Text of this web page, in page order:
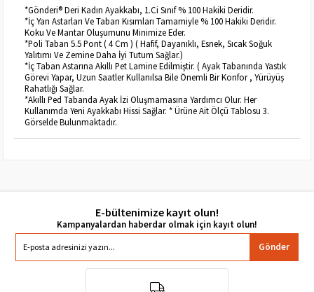
*Gönderi® Deri Kadın Ayakkabı, 1.Ci Sınıf % 100 Hakiki Deridir.
*İç Yan Astarları Ve Taban Kısımları Tamamiyle % 100 Hakiki Deridir.
Koku Ve Mantar Oluşumunu Minimize Eder.
*Poli Taban 5.5 Pont ( 4 Cm ) ( Hafif, Dayanıklı, Esnek, Sıcak Soğuk
Yalıtımı Ve Zemine Daha İyi Tutum Sağlar.)
*İç Taban Astarına Akıllı Pet Lamine Edilmiştir. ( Ayak Tabanında Yastık
Görevi Yapar, Uzun Saatler Kullanılsa Bile Önemli Bir Konfor , Yürüyüş
Rahatlığı Sağlar.
*Akıllı Ped Tabanda Ayak İzi Oluşmamasına Yardımcı Olur. Her
Kullanımda Yeni Ayakkabı Hissi Sağlar. * Ürüne Ait Ölçü Tablosu 3.
Görselde Bulunmaktadır.
E-bültenimize kayıt olun!
Gönder